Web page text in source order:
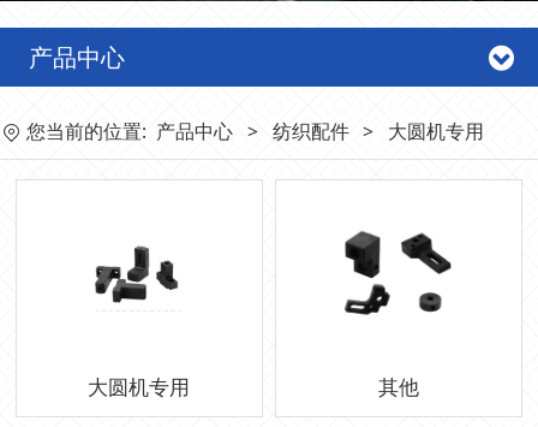
产品中心
您当前的位置: 产品中心 > 纺织配件 > 大圆机专用
大圆机专用 其他